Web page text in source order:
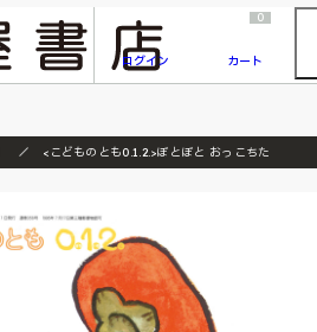
『ONE PIECE magazine 021 ONE PIECEカード付き同梱版』発売延期のご案内
ログイン
0
カート
<こどものとも0.1.2.>ぼとぼと おっこちた